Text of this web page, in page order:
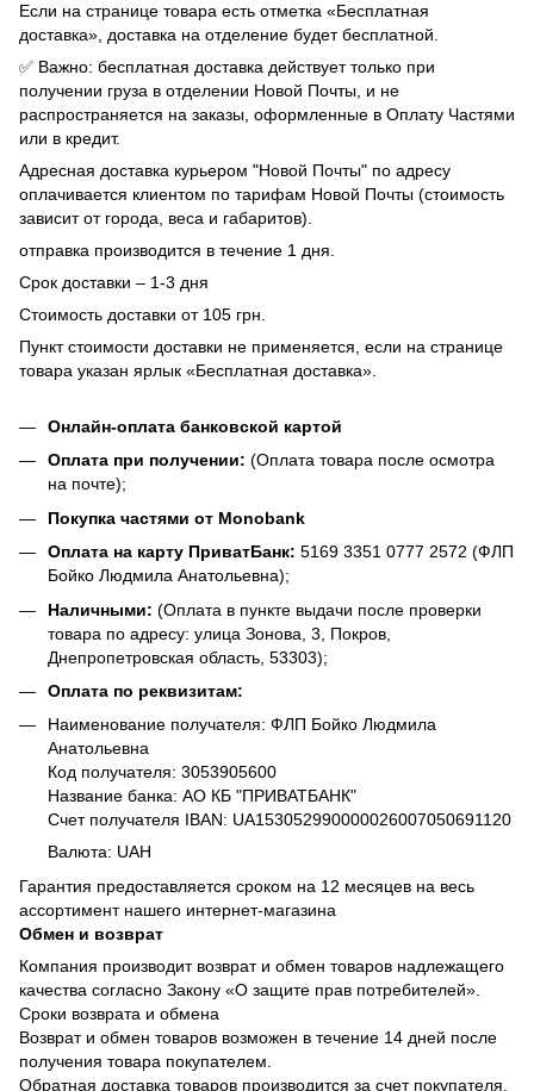
Если на странице товара есть отметка «Бесплатная
доставка», доставка на отделение будет бесплатной.
✅ Важно: бесплатная доставка действует только при
получении груза в отделении Новой Почты, и не
распространяется на заказы, оформленные в Оплату Частями
или в кредит.
Адресная доставка курьером "Новой Почты" по адресу
оплачивается клиентом по тарифам Новой Почты (стоимость
зависит от города, веса и габаритов).
отправка производится в течение 1 дня.
Срок доставки – 1-3 дня
Стоимость доставки от 105 грн.
Пункт стоимости доставки не применяется, если на странице
товара указан ярлык «Бесплатная доставка».
Онлайн-оплата банковской картой
Оплата при получении: (Оплата товара после осмотра
на почте);
Покупка частями от Monobank
Оплата на карту ПриватБанк: 5169 3351 0777 2572 (ФЛП
Бойко Людмила Анатольевна);
Наличными: (Оплата в пункте выдачи после проверки
товара по адресу: улица Зонова, 3, Покров,
Днепропетровская область, 53303);
Оплата по реквизитам:
Наименование получателя: ФЛП Бойко Людмила
Анатольевна
Код получателя: 3053905600
Название банка: АО КБ "ПРИВАТБАНК"
Счет получателя IBAN: UA153052990000026007050691120
Валюта: UAH
Гарантия предоставляется сроком на 12 месяцев на весь
ассортимент нашего интернет-магазина
Обмен и возврат
Компания производит возврат и обмен товаров надлежащего
качества согласно Закону «О защите прав потребителей».
Сроки возврата и обмена
Возврат и обмен товаров возможен в течение 14 дней после
получения товара покупателем.
Обратная доставка товаров производится за счет покупателя.